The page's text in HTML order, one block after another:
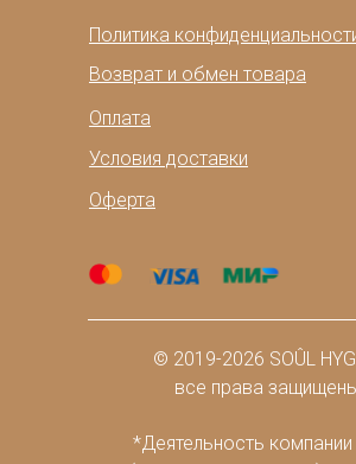
Политика
Возврат и обмен товара
Оплата
Условия доставки
Оферта
© 2019-2026 SOÛL
все права
*Деятельность